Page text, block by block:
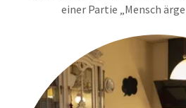
einer Partie „Mensch